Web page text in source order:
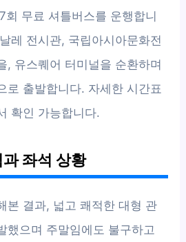
회 무료 셔틀버스를 운행합니
레 전시관, 국립아시아문화전
, 유스퀘어 터미널을 순환하며
로 출발합니다. 자세한 시간표
확인 가능합니다.
좌석 상황
본 결과, 넓고 쾌적한 대형 관
했으며 주말임에도 불구하고